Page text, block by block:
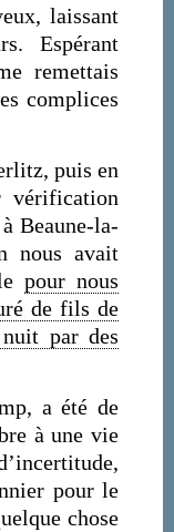
laissant
Espérant
remettais
complices
puis en
vérification
Beaune-la-
nous avait
pour nous
de fils de
par des
a été de
à une vie
pour le
chose